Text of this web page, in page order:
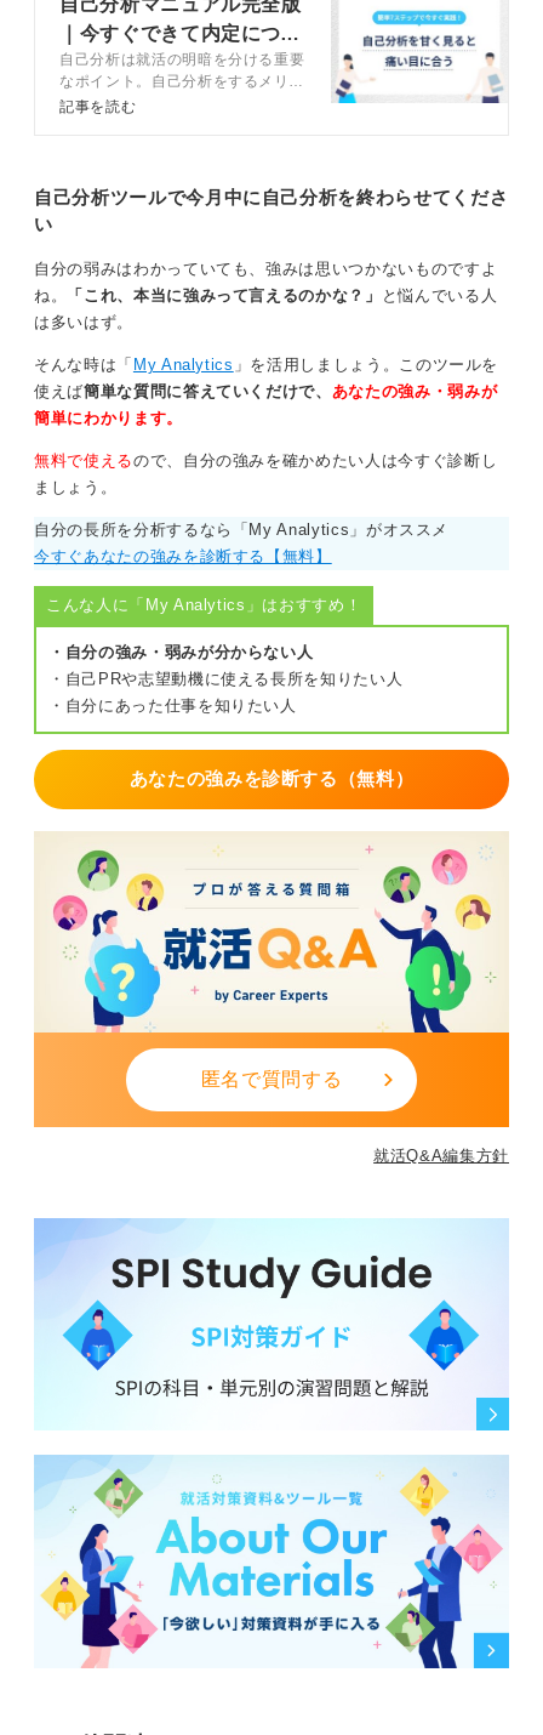
強みや、乗り越えたいと感じる課題は何か」を素直に書
き出してみましょう。
過去の経験が現在のあなたにどうつながっているかが見
えてくるはずです。
ここでは、「5年後・10年後にどんな人間になっていた
いか」「どんな環境で働きたいか」「どんな人生を送っ
ていたいか」といった理想を広く考えてみましょう。
ただ、いきなり壮大な理想像を描こうとすると大変です
よね。大切なのは、最初から完璧を目指さないことで
「朝はゆっくりコーヒーを飲める生活が良いな」といっ
た些細なことからで構いません。そうした具体的なイメ
ージを一つひとつ書き出していくうちに、あなただけの
理想の働き方や人生が、より鮮明に見えてくるはずで
自己分析マニュアル完全版
｜今すぐできて内定につな
がる方法を解説
自己分析は就活の明暗を分ける重要
なポイント。自己分析をするメリッ
トや自己分析のやり方、注意点など
しょう。
記事を読む
自己分析ツールで今月中に自己分析を終わらせてくださ
い
自分の弱みはわかっていても、強みは思いつかないものですよ
ね。
「これ、本当に強みって言えるのかな？」
と悩んでいる人
は多いはず。
そんな時は「 My Analytics 」を活用しましょう。このツールを
使えば簡単な質問に答えていくだけで、 あなたの強み・弱みが
簡単にわかります。
無料で使えるので、自分の強みを確かめたい人は今すぐ診断し
ましょう。
自分の長所を分析するなら「My Analytics」がオススメ
今すぐあなたの強みを診断する【無料】
こんな人に「My Analytics」はおすすめ！
・自分の強み・弱みが分からない人
・自己PRや志望動機に使える長所を知りたい人
・自分にあった仕事を知りたい人
あなたの強みを診断する（無料）
匿名で質問する
就活Q&A編集方針